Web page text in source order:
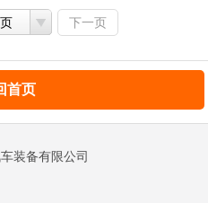
下一页
首页
装备有限公司